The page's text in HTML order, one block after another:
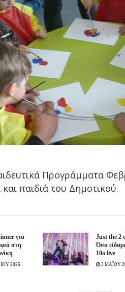
Προγράμματα
παιδιά του Δημοτικού.
για
στη
2026
Just the 2
Όσα
10ο live
3 ΜΑΪΟΥ